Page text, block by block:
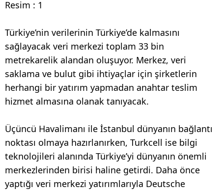
Türkiye’nin verilerinin Türkiye’de kalmasını
sağlayacak veri merkezi toplam 33 bin
metrekarelik alandan oluşuyor. Merkez, veri
saklama ve bulut gibi ihtiyaçlar için şirketlerin
herhangi bir yatırım yapmadan anahtar teslim
hizmet almasına olanak tanıyacak.
Üçüncü Havalimanı ile İstanbul dünyanın bağlantı
noktası olmaya hazırlanırken, Turkcell ise bilgi
teknolojileri alanında Türkiye’yi dünyanın önemli
merkezlerinden birisi haline getirdi. Daha önce
yaptığı veri merkezi yatırımlarıyla Deutsche